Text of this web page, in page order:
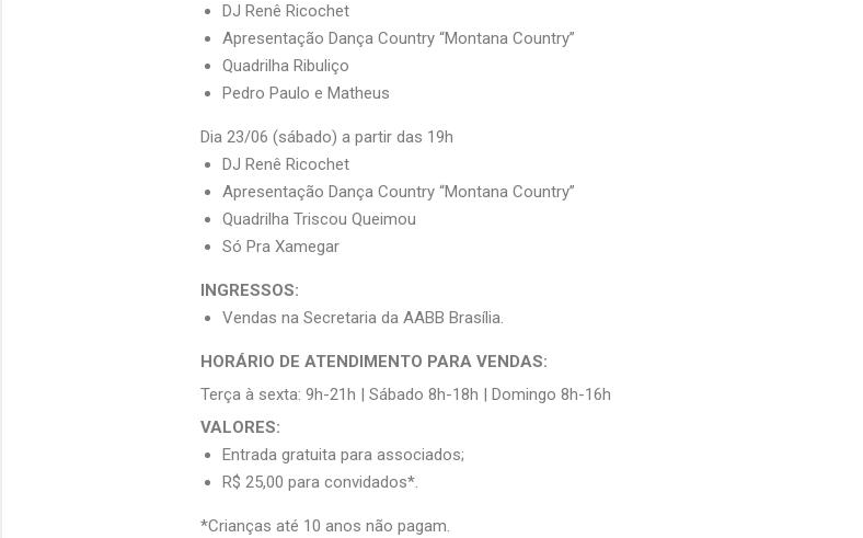
DJ Renê Ricochet
Apresentação Dança Country “Montana Country”
Quadrilha Ribuliço
Pedro Paulo e Matheus
Dia 23/06 (sábado) a partir das 19h
DJ Renê Ricochet
Apresentação Dança Country “Montana Country”
Quadrilha Triscou Queimou
Só Pra Xamegar
INGRESSOS:
Vendas na Secretaria da AABB Brasília.
HORÁRIO DE ATENDIMENTO PARA VENDAS:
Terça à sexta: 9h-21h | Sábado 8h-18h | Domingo 8h-16h
VALORES:
Entrada gratuita para associados;
R$ 25,00 para convidados*.
*Crianças até 10 anos não pagam.